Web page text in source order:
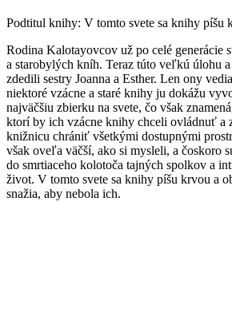
Podtitul knihy: V tomto svete sa knihy píšu
Rodina Kalotayovcov už po celé generácie
a starobylých kníh. Teraz túto veľkú úlohu
zdedili sestry Joanna a Esther. Len ony
niektoré vzácne a staré knihy ju dokážu
najväčšiu zbierku na svete, čo však
ktorí by ich vzácne knihy chceli ovládnuť a
knižnicu chrániť všetkými dostupnými
však oveľa väčší, ako si mysleli, a čoskoro
do smrtiaceho kolotoča tajných spolkov a
život. V tomto svete sa knihy píšu krvou a
snažia, aby nebola ich.